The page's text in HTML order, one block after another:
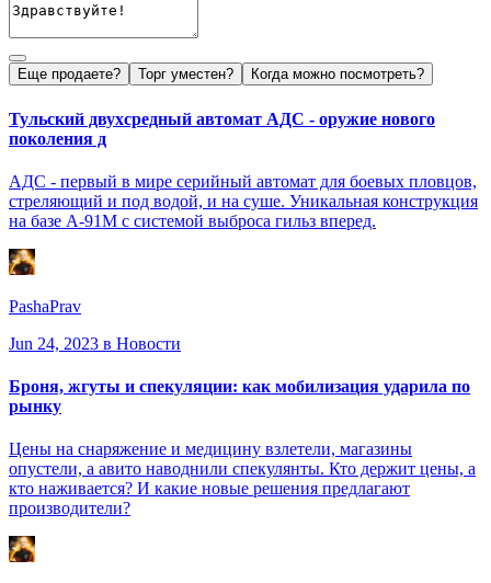
Еще продаете? Торг уместен? Когда можно посмотреть?
Тульский двухсредный автомат АДС - оружие нового
поколения д
АДС - первый в мире серийный автомат для боевых пловцов,
стреляющий и под водой, и на суше. Уникальная конструкция
на базе А-91М с системой выброса гильз вперед.
PashaPrav
Jun 24, 2023 в Новости
Броня, жгуты и спекуляции: как мобилизация ударила по
рынку
Цены на снаряжение и медицину взлетели, магазины
опустели, а авито наводнили спекулянты. Кто держит цены, а
кто наживается? И какие новые решения предлагают
производители?